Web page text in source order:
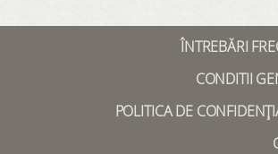
ÎNTREBĂRI
CONDITII
POLITICA DE